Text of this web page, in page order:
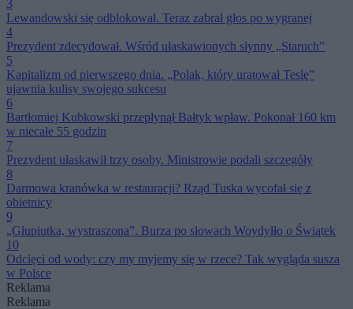
3
Lewandowski się odblokował. Teraz zabrał głos po wygranej
4
Prezydent zdecydował. Wśród ułaskawionych słynny „Staruch”
5
Kapitalizm od pierwszego dnia. „Polak, który uratował Teslę”
ujawnia kulisy swojego sukcesu
6
Bartłomiej Kubkowski przepłynął Bałtyk wpław. Pokonał 160 km
w niecałe 55 godzin
7
Prezydent ułaskawił trzy osoby. Ministrowie podali szczegóły
8
Darmowa kranówka w restauracji? Rząd Tuska wycofał się z
obietnicy
9
„Głupiutka, wystraszona”. Burza po słowach Woydyłło o Świątek
10
Odcięci od wody: czy my myjemy się w rzece? Tak wygląda susza
w Polsce
Reklama
Reklama